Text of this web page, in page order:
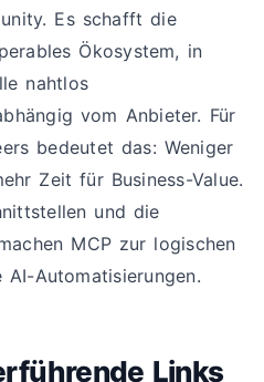
Es schafft die
Ökosystem, in
nahtlos
vom Anbieter. Für
bedeutet das: Weniger
Zeit für Business-Value.
und die
MCP zur logischen
Automatisierungen.
Links